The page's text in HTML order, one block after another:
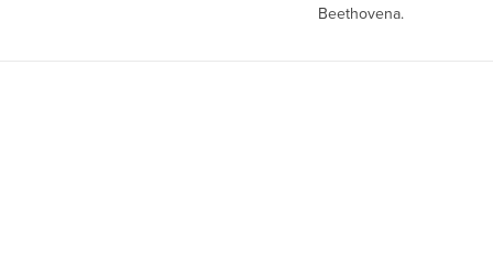
Beethovena.